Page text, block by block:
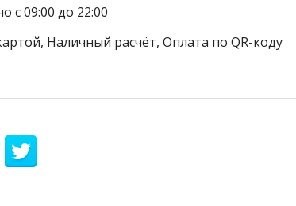
с 09:00 до 22:00
Наличный расчёт, Оплата по QR-коду